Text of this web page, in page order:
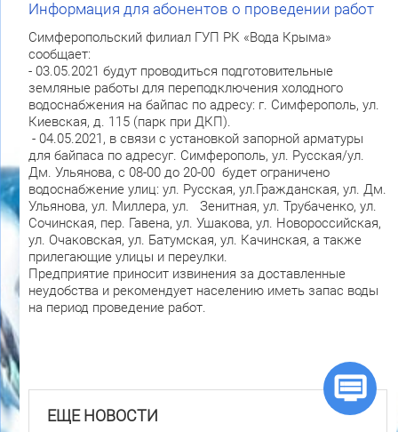
Информация для абонентов о проведении работ
Симферопольский филиал ГУП РК «Вода Крыма»
сообщает:
- 03.05.2021 будут проводиться подготовительные
земляные работы для переподключения холодного
водоснабжения на байпас по адресу: г. Симферополь, ул.
Киевская, д. 115 (парк при ДКП).
- 04.05.2021, в связи с установкой запорной арматуры
для байпаса по адресуг. Симферополь, ул. Русская/ул.
Дм. Ульянова, с 08-00 до 20-00 будет ограничено
водоснабжение улиц: ул. Русская, ул.Гражданская, ул. Дм.
Ульянова, ул. Миллера, ул. Зенитная, ул. Трубаченко, ул.
Сочинская, пер. Гавена, ул. Ушакова, ул. Новороссийская,
ул. Очаковская, ул. Батумская, ул. Качинская, а также
прилегающие улицы и переулки.
Предприятие приносит извинения за доставленные
неудобства и рекомендует населению иметь запас воды
на период проведение работ.
ЕЩЕ НОВОСТИ